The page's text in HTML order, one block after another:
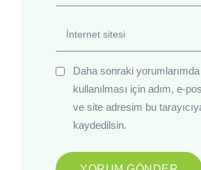
Daha sonraki yorumlarımda
kullanılması için adım, e-
ve site adresim bu
kaydedilsin.